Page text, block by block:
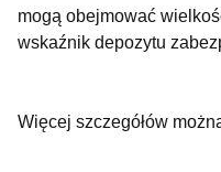
mogą obejmować
wskaźnik depozytu
Więcej szczegółów